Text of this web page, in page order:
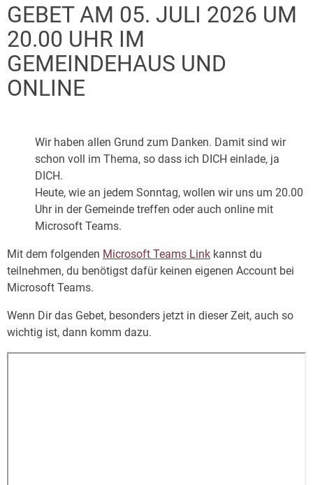
GEBET AM 05. JULI 2026 UM
20.00 UHR IM
GEMEINDEHAUS UND
ONLINE
Wir haben allen Grund zum Danken. Damit sind wir
schon voll im Thema, so dass ich DICH einlade, ja
DICH.
Heute, wie an jedem Sonntag, wollen wir uns um 20.00
Uhr in der Gemeinde treffen oder auch online mit
Microsoft Teams.
Mit dem folgenden Microsoft Teams Link kannst du
teilnehmen, du benötigst dafür keinen eigenen Account bei
Microsoft Teams.
Wenn Dir das Gebet, besonders jetzt in dieser Zeit, auch so
wichtig ist, dann komm dazu.